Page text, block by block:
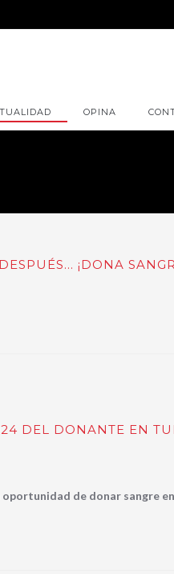
OPINA
¡DONA
DEL DONANTE EN
de donar sangre